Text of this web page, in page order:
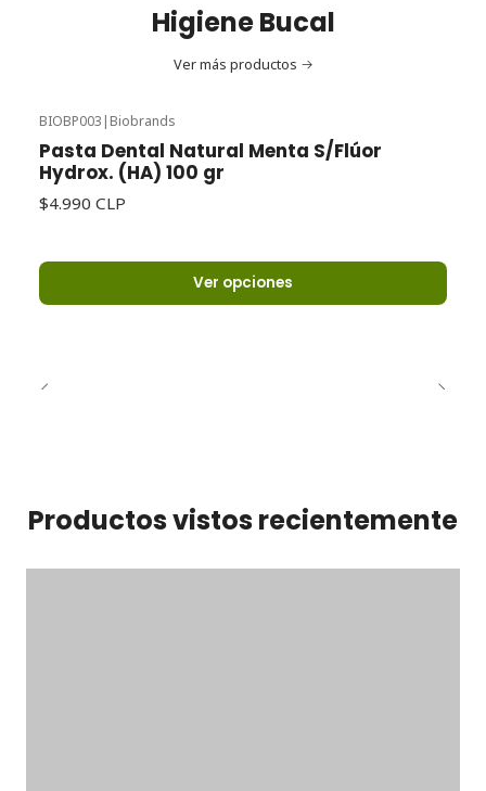
Higiene Bucal
Ver más productos
BIOBP003 | Biobrands
Pasta Dental Natural Menta S/Flúor
Hydrox. (HA) 100 gr
$4.990 CLP
Ver opciones
Productos vistos recientemente